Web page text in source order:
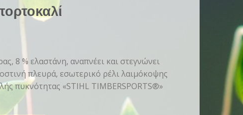
8 % ελαστάνη, αναπνέει και στεγνώνει
πλευρά, εσωτερικό ρέλι λαιμόκοψης
πυκνότητας «STIHL TIMBERSPORTS®»